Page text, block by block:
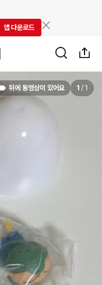
앱 다운로드
뒤에 동영상이 있어요 1 / 1